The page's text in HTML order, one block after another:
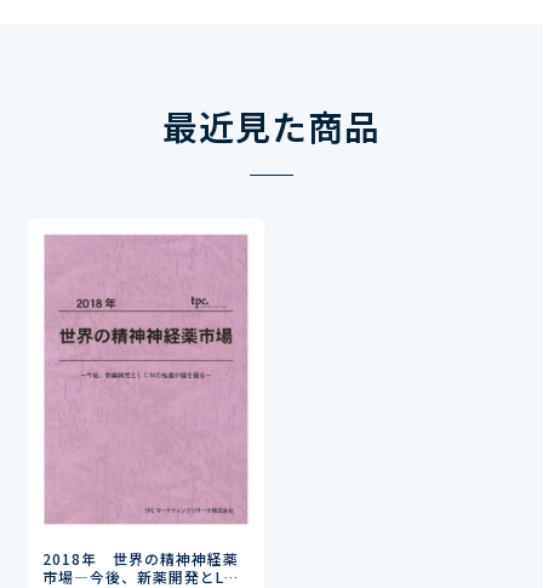
最近見た商品
2018年 世界の精神神経薬
市場―今後、新薬開発とLCM